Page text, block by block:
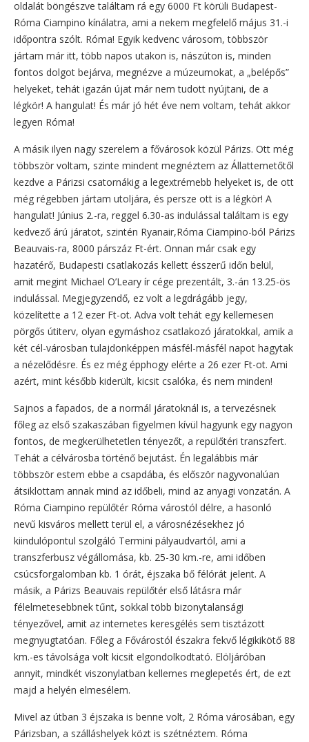
oldalát böngészve találtam rá egy 6000 Ft körüli Budapest-
Róma Ciampino kínálatra, ami a nekem megfelelő május 31.-i
időpontra szólt. Róma! Egyik kedvenc városom, többször
jártam már itt, több napos utakon is, nászúton is, minden
fontos dolgot bejárva, megnézve a múzeumokat, a „belépős”
helyeket, tehát igazán újat már nem tudott nyújtani, de a
légkör! A hangulat! És már jó hét éve nem voltam, tehát akkor
legyen Róma!
A másik ilyen nagy szerelem a fővárosok közül Párizs. Ott még
többször voltam, szinte mindent megnéztem az Állattemetőtől
kezdve a Párizsi csatornákig a legextrémebb helyeket is, de ott
még régebben jártam utoljára, és persze ott is a légkör! A
hangulat! Június 2.-ra, reggel 6.30-as indulással találtam is egy
kedvező árú járatot, szintén Ryanair,Róma Ciampino-ból Párizs
Beauvais-ra, 8000 párszáz Ft-ért. Onnan már csak egy
hazatérő, Budapesti csatlakozás kellett ésszerű időn belül,
amit megint Michael O’Leary ír cége prezentált, 3.-án 13.25-ös
indulással. Megjegyzendő, ez volt a legdrágább jegy,
közelítette a 12 ezer Ft-ot. Adva volt tehát egy kellemesen
pörgős útiterv, olyan egymáshoz csatlakozó járatokkal, amik a
két cél-városban tulajdonképpen másfél-másfél napot hagytak
a nézelődésre. És ez még épphogy elérte a 26 ezer Ft-ot. Ami
azért, mint később kiderült, kicsit csalóka, és nem minden!
Sajnos a fapados, de a normál járatoknál is, a tervezésnek
főleg az első szakaszában figyelmen kívül hagyunk egy nagyon
fontos, de megkerülhetetlen tényezőt, a repülőtéri transzfert.
Tehát a célvárosba történő bejutást. Én legalábbis már
többször estem ebbe a csapdába, és először nagyvonalúan
átsiklottam annak mind az időbeli, mind az anyagi vonzatán. A
Róma Ciampino repülőtér Róma várostól délre, a hasonló
nevű kisváros mellett terül el, a városnézésekhez jó
kiindulópontul szolgáló Termini pályaudvartól, ami a
transzferbusz végállomása, kb. 25-30 km.-re, ami időben
csúcsforgalomban kb. 1 órát, éjszaka bő félórát jelent. A
másik, a Párizs Beauvais repülőtér első látásra már
félelmetesebbnek tűnt, sokkal több bizonytalansági
tényezővel, amit az internetes keresgélés sem tisztázott
megnyugtatóan. Főleg a Fővárostól északra fekvő légikikötő 88
km.-es távolsága volt kicsit elgondolkodtató. Elöljáróban
annyit, mindkét viszonylatban kellemes meglepetés ért, de ezt
majd a helyén elmesélem.
Mivel az útban 3 éjszaka is benne volt, 2 Róma városában, egy
Párizsban, a szálláshelyek közt is szétnéztem. Róma